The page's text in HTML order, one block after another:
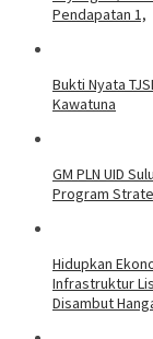
Pendapatan 1,
Bukti Nyata
Kawatuna
GM PLN UID
Program
Hidupkan
Infrastruktur
Disambut